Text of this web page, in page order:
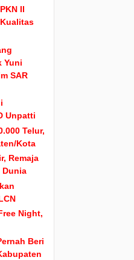
II
Yuni
SAR
Unpatti
Telur,
Kota
Remaja
Dunia
Night,
Beri